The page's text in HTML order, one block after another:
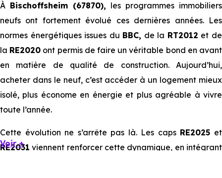
À Bischoffsheim (67870), les programmes immobiliers
neufs ont fortement évolué ces dernières années. Les
normes énergétiques issues du BBC, de la RT2012 et de
la RE2020 ont permis de faire un véritable bond en avant
en matière de qualité de construction. Aujourd’hui,
acheter dans le neuf, c’est accéder à un logement mieux
isolé, plus économe en énergie et plus agréable à vivre
toute l’année.
Cette évolution ne s’arrête pas là. Les caps RE2025 et
RE2031 viennent renforcer cette dynamique, en intégrant
Voir +